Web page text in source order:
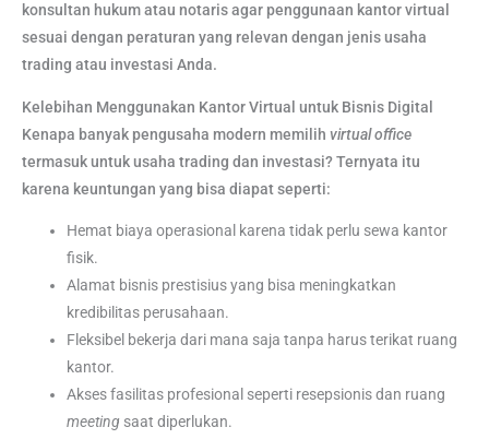
konsultan hukum atau notaris agar penggunaan kantor virtual
sesuai dengan peraturan yang relevan dengan jenis usaha
trading atau investasi Anda.
Kelebihan Menggunakan Kantor Virtual untuk Bisnis Digital
Kenapa banyak pengusaha modern memilih virtual office
termasuk untuk usaha trading dan investasi? Ternyata itu
karena keuntungan yang bisa diapat seperti:
Hemat biaya operasional karena tidak perlu sewa kantor
fisik.
Alamat bisnis prestisius yang bisa meningkatkan
kredibilitas perusahaan.
Fleksibel bekerja dari mana saja tanpa harus terikat ruang
kantor.
Akses fasilitas profesional seperti resepsionis dan ruang
meeting saat diperlukan.